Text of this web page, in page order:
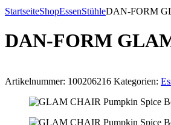
StartseiteShopEssenStühleDAN-FORM
DAN-FORM
Artikelnummer: 100206216 Kategorien: